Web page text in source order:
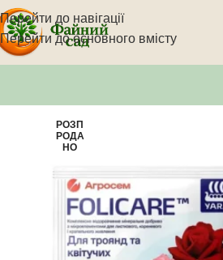
Перейти до навігації
Перейти до основного вмісту
РОЗП
РОДА
НО